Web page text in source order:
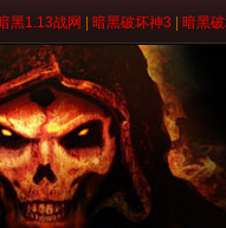
黑1.13战网 暗黑破坏神3 暗黑